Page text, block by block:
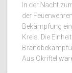
In der Nacht
der
Bekämpfung
Kreis. Die
Aus Okriftel